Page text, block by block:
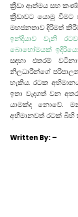
ක්‍රීඩා ආත්මය සහ
ක්‍රීඩාවට යොමු
මහජනතාව දිරිමත්
ඉන්දියාව වැනි
බොහෝමයක්
සඳහා එතරම්
නිලධාරීන්ගේ
හැකිය.රටක
ඉතා වැදගත් වන
යාමක්ද නොවේ.
අභීමානවත් රටක් බිහි
Written By: –